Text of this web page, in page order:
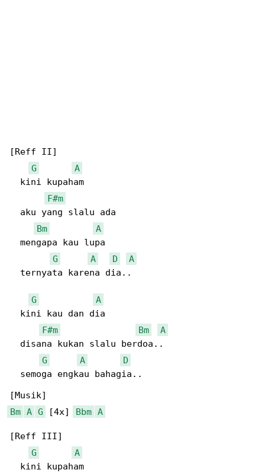
[Reff II]
G
A
kini kupaham
F#m
aku yang slalu ada
Bm
A
mengapa kau lupa
G
A D
A
ternyata karena dia..
G
A
kini kau dan dia
F#m
Bm
A
disana kukan slalu berdoa..
G
A
D
semoga engkau bahagia..
Bm A G [4x] Bbm A
[Reff III]
G
A
kini kupaham